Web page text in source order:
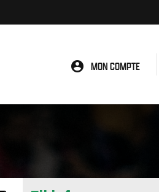
MON COMPTE